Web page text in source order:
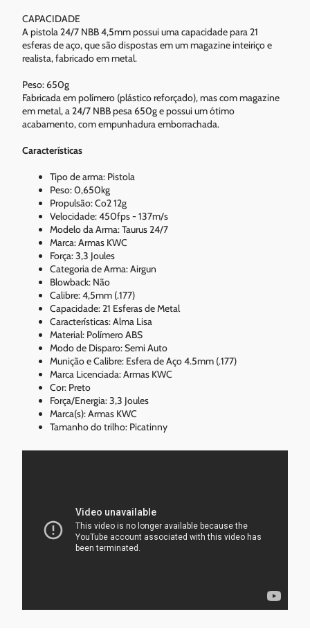
CAPACIDADE
A pistola 24/7 NBB 4,5mm possui uma capacidade para 21
esferas de aço, que são dispostas em um magazine inteiriço e
realista, fabricado em metal.
Peso: 650g
Fabricada em polímero (plástico reforçado), mas com magazine
em metal, a 24/7 NBB pesa 650g e possui um ótimo
acabamento, com empunhadura emborrachada.
Características
Tipo de arma: Pistola
Peso: 0,650kg
Propulsão: Co2 12g
Velocidade: 450fps - 137m/s
Modelo da Arma: Taurus 24/7
Marca: Armas KWC
Força: 3,3 Joules
Categoria de Arma: Airgun
Blowback: Não
Calibre: 4,5mm (.177)
Capacidade: 21 Esferas de Metal
Características: Alma Lisa
Material: Polímero ABS
Modo de Disparo: Semi Auto
Munição e Calibre: Esfera de Aço 4.5mm (.177)
Marca Licenciada: Armas KWC
Cor: Preto
Força/Energia: 3,3 Joules
Marca(s): Armas KWC
Tamanho do trilho: Picatinny